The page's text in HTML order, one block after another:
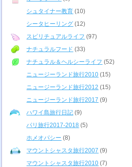
シュタイナー教育 (10)
シータヒーリング (12)
スピリチュアルライフ (97)
ナチュラルフード (33)
ナチュラル＆ヘルシーライフ (52)
ニュージーランド旅行2010 (15)
ニュージーランド旅行2012 (15)
ニュージーランド旅行2017 (9)
ハワイ島旅行日記 (9)
パリ旅行2017-2018 (5)
ホメオパシー (8)
マウントシャスタ旅行2007 (9)
マウントシャスタ旅行2010 (7)